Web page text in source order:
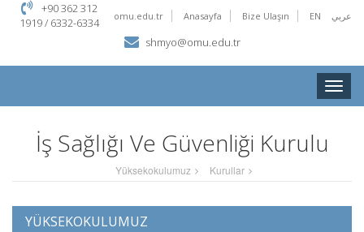
omu.edu.tr Anasayfa Bize Ulaşın EN عربي
+90 362 312
1919 / 6332-6334
shmyo@omu.edu.tr
Toggle
İş Sağlığı Ve Güvenliği Kurulu
Yüksekokulumuz Kurullar
YÜKSEKOKULUMUZ